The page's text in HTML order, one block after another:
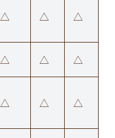
△ △ △
△ △ △
△ △ △